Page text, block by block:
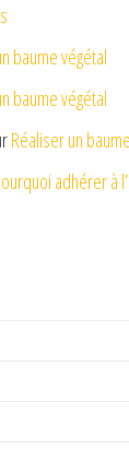
baume végétal
baume végétal
Réaliser un
adhérer à